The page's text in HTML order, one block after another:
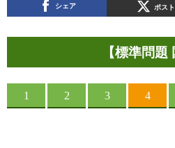
シェア ポスト
【標準問題